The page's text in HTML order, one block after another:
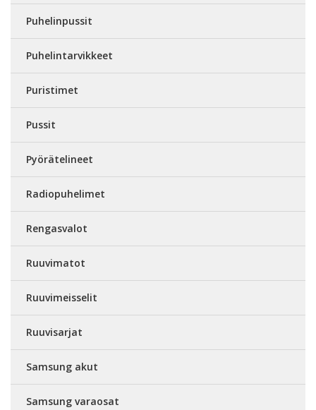
Puhelinpussit
Puhelintarvikkeet
Puristimet
Pussit
Pyörätelineet
Radiopuhelimet
Rengasvalot
Ruuvimatot
Ruuvimeisselit
Ruuvisarjat
Samsung akut
Samsung varaosat